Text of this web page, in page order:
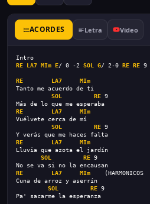
ACORDES Letra Video
Intro
RE
LA7 MIm E/ 0 -2 SOL G/ 2-0 RE RE 9
RE LA7
MIm
Tanto me acuerdo de ti
SOL
RE 9
Más de lo que me esperaba
RE
LA7
MIm
Vuélvete cerca de mí
SOL
RE 9
Y verás que me haces falta
RE
LA7
MIm
Lluvia que azota el jardín
SOL
RE 9
No se va si no la encausan
RE
LA7 MIm (HARMONICOS
Cuna de arroz y aserrín
SOL
RE 9
Pa' sacarme la esperanza